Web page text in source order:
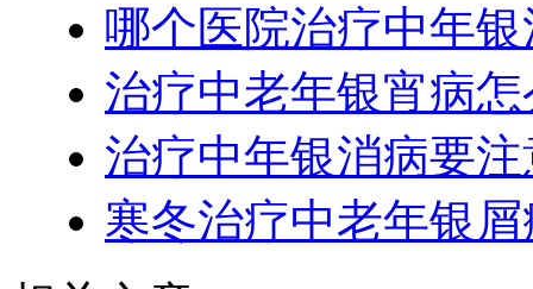
哪个医院治疗中年
治疗中老年银宵病
治疗中年银消病要
寒冬治疗中老年银